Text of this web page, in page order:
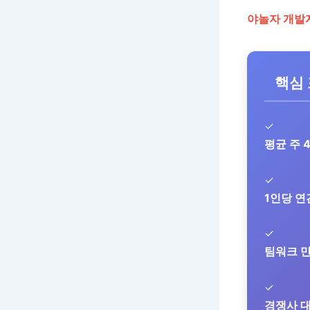
야놀자 개발
핵심
✓
평균 주
✓
1인당
✓
팀워크
✓
경쟁사